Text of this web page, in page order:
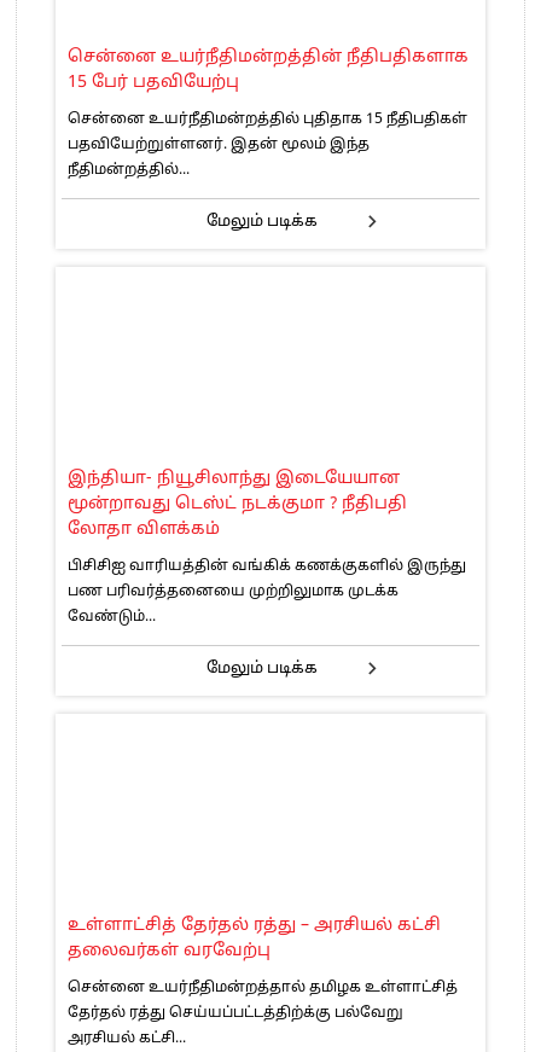
சென்னை உயர்நீதிமன்றத்தின் நீதிபதிகளாக
15 பேர் பதவியேற்பு
சென்னை உயர்நீதிமன்றத்தில் புதிதாக 15 நீதிபதிகள்
பதவியேற்றுள்ளனர். இதன் மூலம் இந்த
நீதிமன்றத்தில்...
மேலும் படிக்க
இந்தியா- நியூசிலாந்து இடையேயான
மூன்றாவது டெஸ்ட் நடக்குமா ? நீதிபதி
லோதா விளக்கம்
பிசிசிஐ வாரியத்தின் வங்கிக் கணக்குகளில் இருந்து
பண பரிவர்த்தனையை முற்றிலுமாக முடக்க
வேண்டும்...
மேலும் படிக்க
உள்ளாட்சித் தேர்தல் ரத்து – அரசியல் கட்சி
தலைவர்கள் வரவேற்பு
சென்னை உயர்நீதிமன்றத்தால் தமிழக உள்ளாட்சித்
தேர்தல் ரத்து செய்யப்பட்டத்திற்க்கு பல்வேறு
அரசியல் கட்சி...